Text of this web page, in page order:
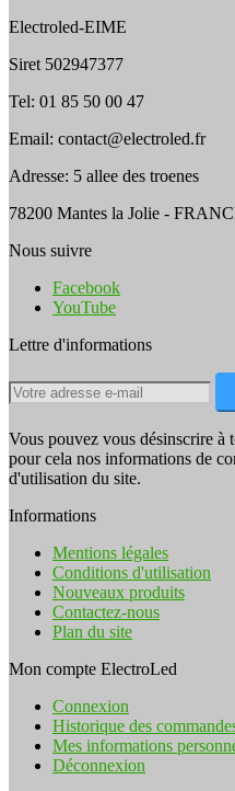
Electroled-EIME
Siret 502947377
Tel: 01 85 50 00 47
Email: contact@electroled.fr
Adresse: 5 allee des troenes
78200 Mantes la Jolie -
Nous suivre
Facebook
YouTube
Lettre d'informations
Vous pouvez vous désinscrire à
pour cela nos informations de
d'utilisation du site.
Informations
Mentions légales
Conditions d'utilisation
Nouveaux produits
Contactez-nous
Plan du site
Mon compte ElectroLed
Connexion
Historique des
Mes informations
Déconnexion